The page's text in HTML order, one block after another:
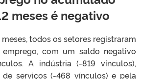
meses é negativo
todos os setores registraram
com um saldo negativo
A indústria (-819 vínculos),
serviços (-468 vínculos) e pela